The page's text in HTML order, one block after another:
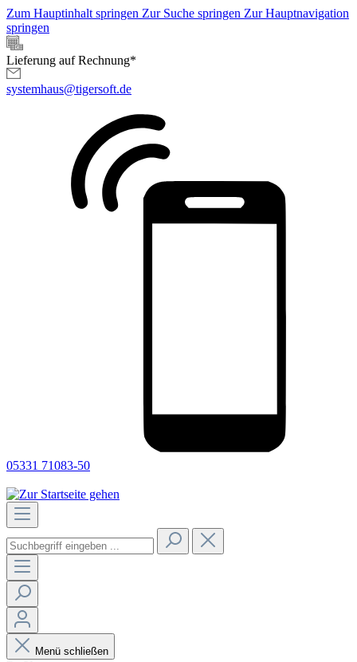
Zum Hauptinhalt springen Zur Suche springen Zur Hauptnavigation
springen
Lieferung auf Rechnung*
systemhaus@tigersoft.de
05331 71083-50
Menü schließen